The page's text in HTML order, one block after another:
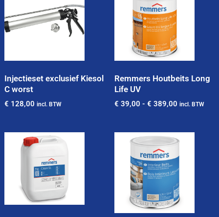
Injectieset exclusief Kiesol
C worst
€ 128,00 incl. BTW
Remmers Houtbeits Long
Life UV
€ 39,00 - € 389,00 incl. BTW